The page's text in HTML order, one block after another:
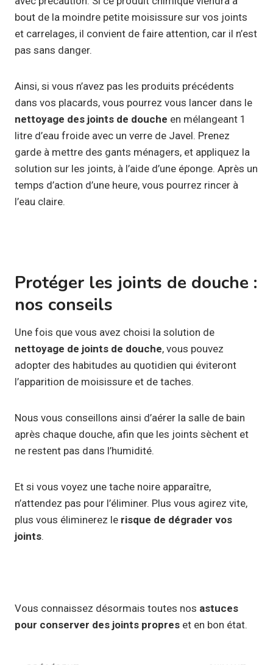
bout de la moindre petite moisissure sur vos joints
et carrelages, il convient de faire attention, car il n’est
pas sans danger.
Ainsi, si vous n’avez pas les produits précédents
dans vos placards, vous pourrez vous lancer dans le
nettoyage des joints de douche en mélangeant 1
litre d’eau froide avec un verre de Javel. Prenez
garde à mettre des gants ménagers, et appliquez la
solution sur les joints, à l’aide d’une éponge. Après un
temps d’action d’une heure, vous pourrez rincer à
l’eau claire.
Protéger les joints de douche :
nos conseils
Une fois que vous avez choisi la solution de
nettoyage de joints de douche, vous pouvez
adopter des habitudes au quotidien qui éviteront
l’apparition de moisissure et de taches.
Nous vous conseillons ainsi d’aérer la salle de bain
après chaque douche, afin que les joints sèchent et
ne restent pas dans l’humidité.
Et si vous voyez une tache noire apparaître,
n’attendez pas pour l’éliminer. Plus vous agirez vite,
plus vous éliminerez le risque de dégrader vos
joints.
Vous connaissez désormais toutes nos astuces
pour conserver des joints propres et en bon état.